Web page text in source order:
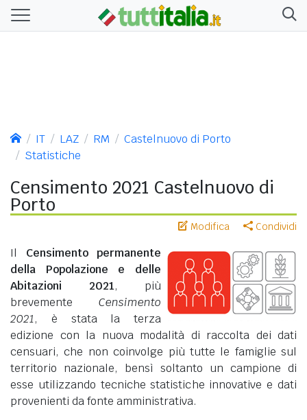
IT LAZ RM
Castelnuovo di Porto
Statistiche
Censimento 2021 Castelnuovo di
Porto
Modifica Condividi
Il Censimento permanente
della Popolazione e delle
Abitazioni 2021, più
brevemente Censimento
2021, è stata la terza
edizione con la nuova modalità di raccolta dei dati
censuari, che non coinvolge più tutte le famiglie sul
territorio nazionale, bensì soltanto un campione di
esse utilizzando tecniche statistiche innovative e dati
provenienti da fonte amministrativa.